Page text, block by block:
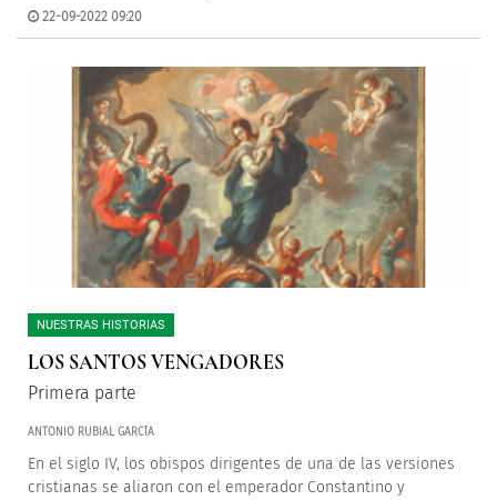
22-09-2022 09:20
NUESTRAS HISTORIAS
LOS SANTOS VENGADORES
Primera parte
ANTONIO RUBIAL GARCÍA
En el siglo IV, los obispos dirigentes de una de las versiones
cristianas se aliaron con el emperador Constantino y